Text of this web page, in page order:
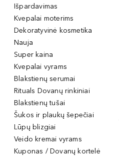
Išpardavimas
Kvepalai moterims
Dekoratyvinė kosmetika
Nauja
Super kaina
Kvepalai vyrams
Blakstienų serumai
Rituals Dovanų rinkiniai
Blakstienų tušai
Šukos ir plaukų šepečiai
Lūpų blizgiai
Veido kremai vyrams
Kuponas / Dovanų kortelė